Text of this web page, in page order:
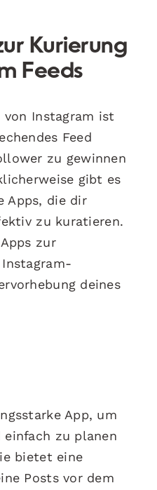
Kurierung
Feeds
Instagram ist
Feed
zu gewinnen
gibt es
Apps, die dir
zu kuratieren.
zur
Instagram-
deines
App, um
einfach zu planen
bietet eine
Posts vor dem